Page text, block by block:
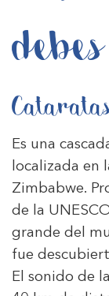
Es una
localizada en
Zimbabwe.
de la
grande del
fue
El sonido de